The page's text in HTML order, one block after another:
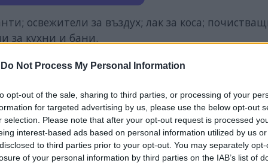
Do Not Process My Personal Information
opt-out of the sale, sharing to third parties, or processing of your
for targeted advertising by us, please use the below opt-out
selection. Please note that after your opt-out request is processed
interest-based ads based on personal information utilized by us
to third parties prior to your opt-out. You may separately
of your personal information by third parties on the IAB’s list of
освежители за въздух; лак за коса;
за кухни и бани.
които при вдишване могат да раздразнят
и увреждане на нервите и други органи“,
но често срещан в частни къщи и
от горенето, които се образуват във
мутации в организма.